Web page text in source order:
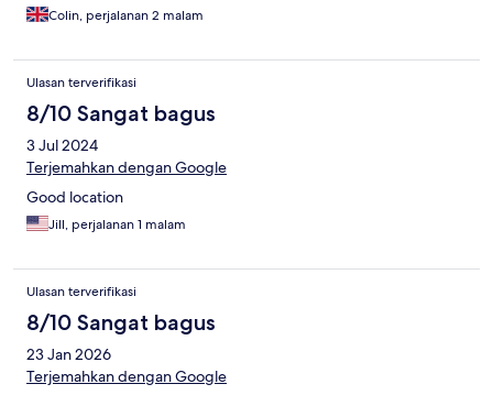
Colin, perjalanan 2 malam
Ulasan terverifikasi
8/10 Sangat bagus
3 Jul 2024
Terjemahkan dengan Google
Good location
Jill, perjalanan 1 malam
Ulasan terverifikasi
8/10 Sangat bagus
23 Jan 2026
Terjemahkan dengan Google